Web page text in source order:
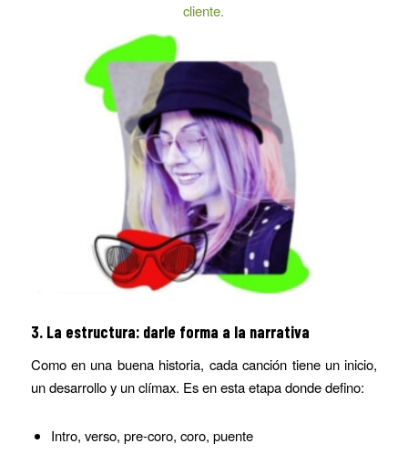
cliente.
3. La estructura: darle forma a la narrativa
Como en una buena historia, cada canción tiene un inicio,
un desarrollo y un clímax. Es en esta etapa donde defino:
Intro, verso, pre-coro, coro, puente